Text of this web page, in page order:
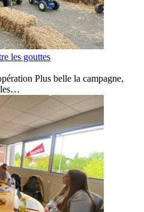
les gouttes
Plus belle la campagne,
les…